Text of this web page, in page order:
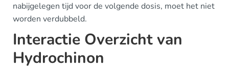
nabijgelegen tijd voor de volgende dosis, moet het niet
worden verdubbeld.
Interactie Overzicht van
Hydrochinon